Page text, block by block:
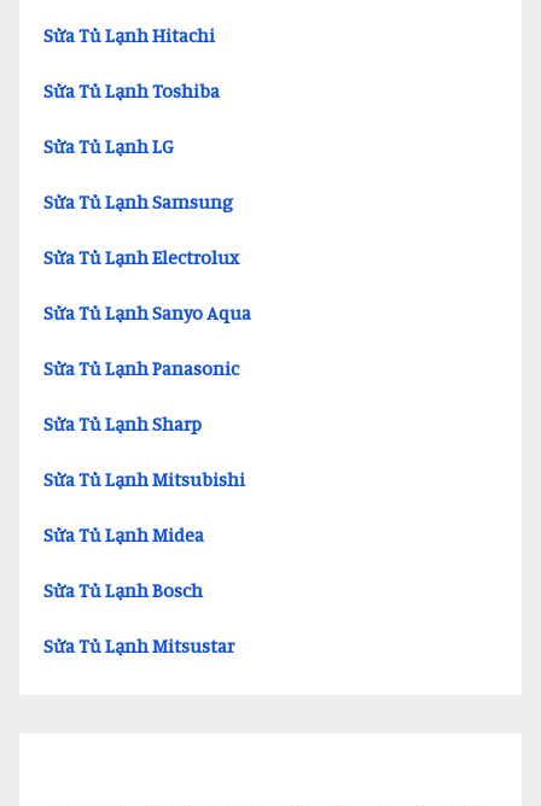
Sửa Tủ Lạnh Hitachi
Sửa Tủ Lạnh Toshiba
Sửa Tủ Lạnh LG
Sửa Tủ Lạnh Samsung
Sửa Tủ Lạnh Electrolux
Sửa Tủ Lạnh Sanyo Aqua
Sửa Tủ Lạnh Panasonic
Sửa Tủ Lạnh Sharp
Sửa Tủ Lạnh Mitsubishi
Sửa Tủ Lạnh Midea
Sửa Tủ Lạnh Bosch
Sửa Tủ Lạnh Mitsustar